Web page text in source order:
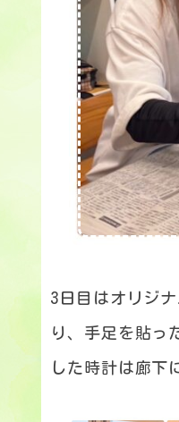
3日目はオリジ
り、手足を貼っ
した時計は廊下